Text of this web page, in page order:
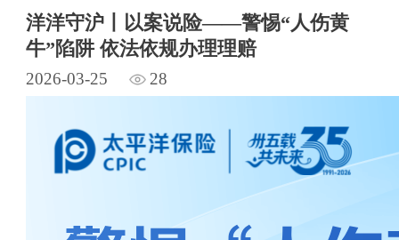
洋洋守沪丨以案说险——警惕“人伤黄
牛”陷阱 依法依规办理理赔
2026-03-25 28